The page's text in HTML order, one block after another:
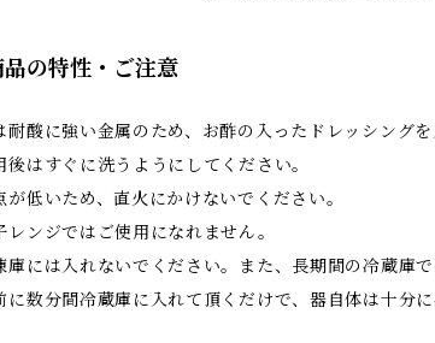
品の特性・ご注意
耐酸に強い金属のため、お酢の入ったドレッシング
後はすぐに洗うようにしてください。
が低いため、直火にかけないでください。
レンジではご使用になれません。
庫には入れないでください。また、長期間の冷蔵庫
に数分間冷蔵庫に入れて頂くだけで、器自体は十分